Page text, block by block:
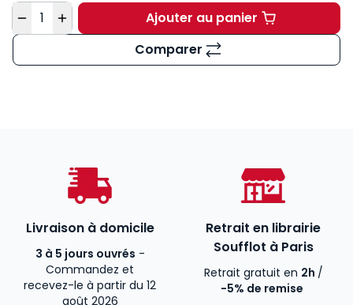
Quantité Ajouter au panierCode des sociétés
Comparer
Livraison à domicile
3 à 5 jours ouvrés -
Commandez et
recevez-le à partir du 12
août 2026
Retrait en librairie
Soufflot à Paris
Retrait gratuit en 2h /
-5% de remise